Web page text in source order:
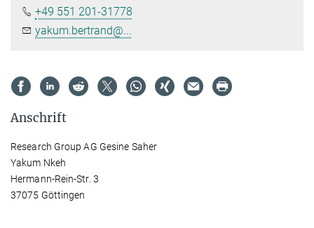
+49 551 201-31778
yakum.bertrand@...
Anschrift
Research Group AG Gesine Saher
Yakum Nkeh
Hermann-Rein-Str. 3
37075 Göttingen